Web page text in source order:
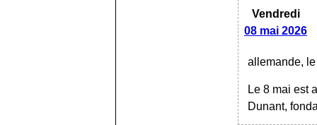
Vendredi
08 mai 2026
allemande,
Le 8 mai est
Dunant,